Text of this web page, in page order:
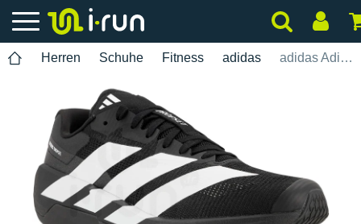
Herren Schuhe Fitness adidas adidas Adizero Dropset Pro Herren